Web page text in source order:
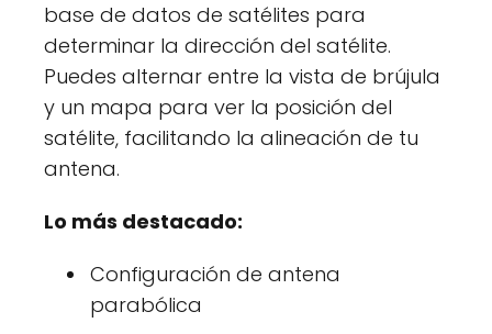
base de datos de satélites para
determinar la dirección del satélite.
Puedes alternar entre la vista de brújula
y un mapa para ver la posición del
satélite, facilitando la alineación de tu
antena.
Lo más destacado:
Configuración de antena
parabólica